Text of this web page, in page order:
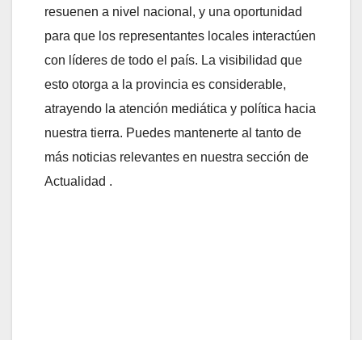
resuenen a nivel nacional, y una oportunidad
para que los representantes locales interactúen
con líderes de todo el país. La visibilidad que
esto otorga a la provincia es considerable,
atrayendo la atención mediática y política hacia
nuestra tierra. Puedes mantenerte al tanto de
más noticias relevantes en nuestra sección de
Actualidad .